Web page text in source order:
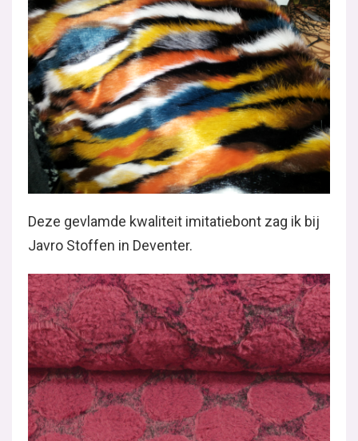
Deze gevlamde kwaliteit imitatiebont zag ik bij
Javro Stoffen in Deventer.